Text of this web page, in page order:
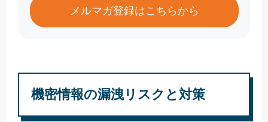
メルマガ登録はこちらから
機密情報の漏洩リスクと対策